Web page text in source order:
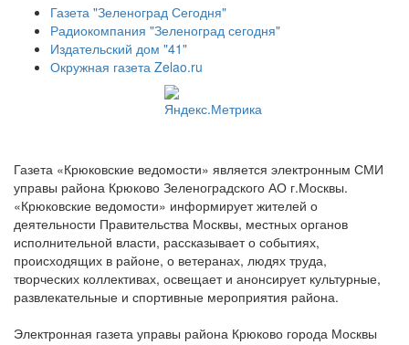
Газета "Зеленоград Сегодня"
Радиокомпания "Зеленоград сегодня"
Издательский дом "41"
Окружная газета Zelao.ru
Газета «Крюковские ведомости» является электронным СМИ
управы района Крюково Зеленоградского АО г.Москвы.
«Крюковские ведомости» информирует жителей о
деятельности Правительства Москвы, местных органов
исполнительной власти, рассказывает о событиях,
происходящих в районе, о ветеранах, людях труда,
творческих коллективах, освещает и анонсирует культурные,
развлекательные и спортивные мероприятия района.
Электронная газета управы района Крюково города Москвы